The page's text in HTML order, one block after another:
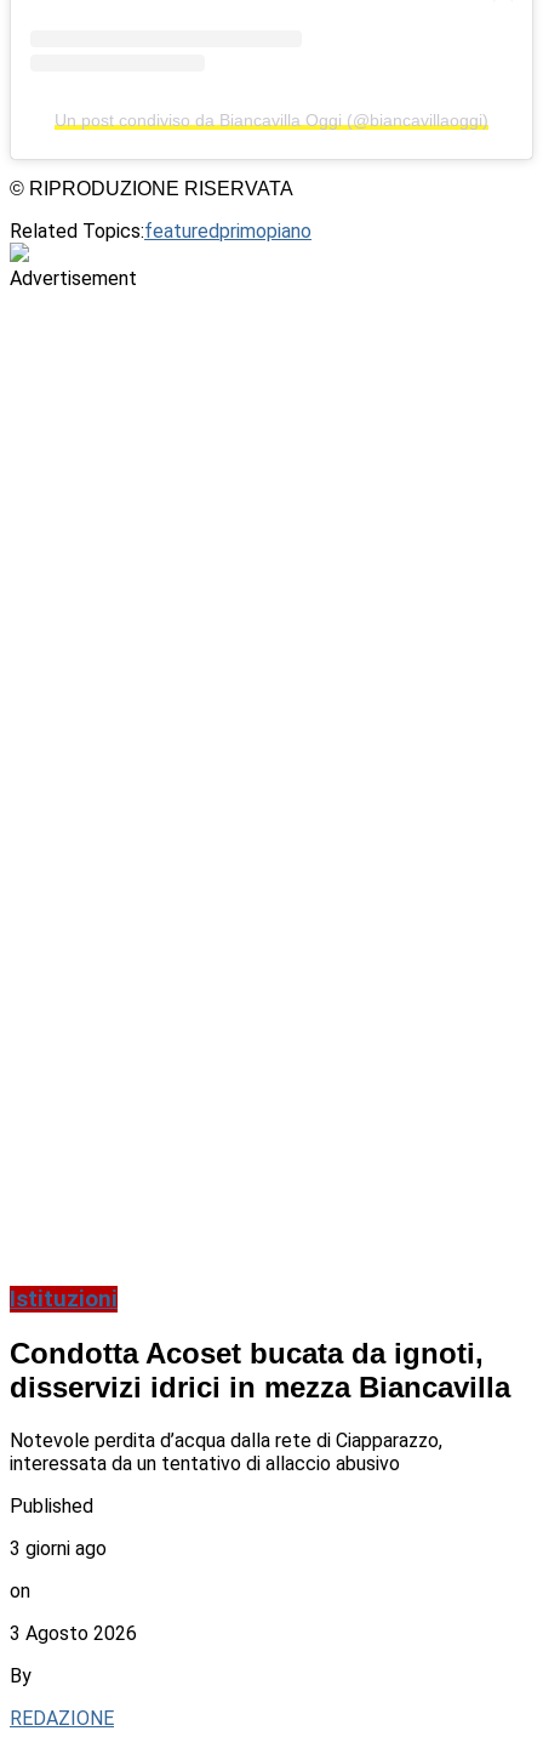
Un post condiviso da Biancavilla Oggi (@biancavillaoggi)
© RIPRODUZIONE RISERVATA
Related Topics:featuredprimopiano
Advertisement
Istituzioni
Condotta Acoset bucata da ignoti,
disservizi idrici in mezza Biancavilla
Notevole perdita d’acqua dalla rete di Ciapparazzo,
interessata da un tentativo di allaccio abusivo
Published
3 giorni ago
on
3 Agosto 2026
By
REDAZIONE